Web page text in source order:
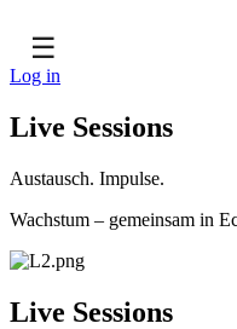
☰
Log in
Live Sessions
Austausch. Impulse.
Wachstum – gemeinsam in
Live Sessions